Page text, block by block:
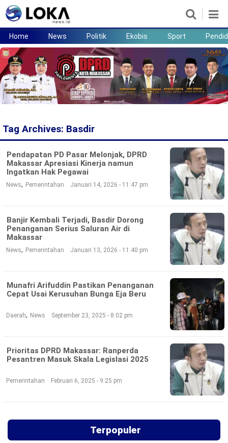
Home News
Ekobis
Sport Pendidikan
©
Copyright
-
All
right
Home News Politik Ekobis Sport
Tag Archives: Basdir
Pendapatan PD Pasar Melonjak, DPRD
Makassar Apresiasi Kinerja namun
Ingatkan Hak Pegawai
News, Pemerintahan Januari 14, 2026 - 11:47 pm
Banjir Kembali Terjadi, Basdir Dorong
Penanganan Serius Saluran Air di
Makassar
News, Pemerintahan Januari 13, 2026 - 11:40 pm
Munafri Arifuddin Pastikan Penanganan
Cepat Usai Kerusuhan Bunga Eja Beru
Daerah, News September 23, 2025 - 8:02 pm
Prioritas DPRD Makassar: Ranperda
Pesantren Masuk Skala Legislasi 2025
Pemerintahan Februari 6, 2025 - 9:25 pm
Terpopuler